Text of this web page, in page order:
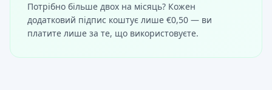
Потрібно більше двох на місяць? Кожен
додатковий підпис коштує лише €0,50 — ви
платите лише за те, що використовуєте.